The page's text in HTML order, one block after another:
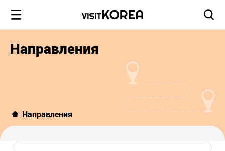
Направления
Направления